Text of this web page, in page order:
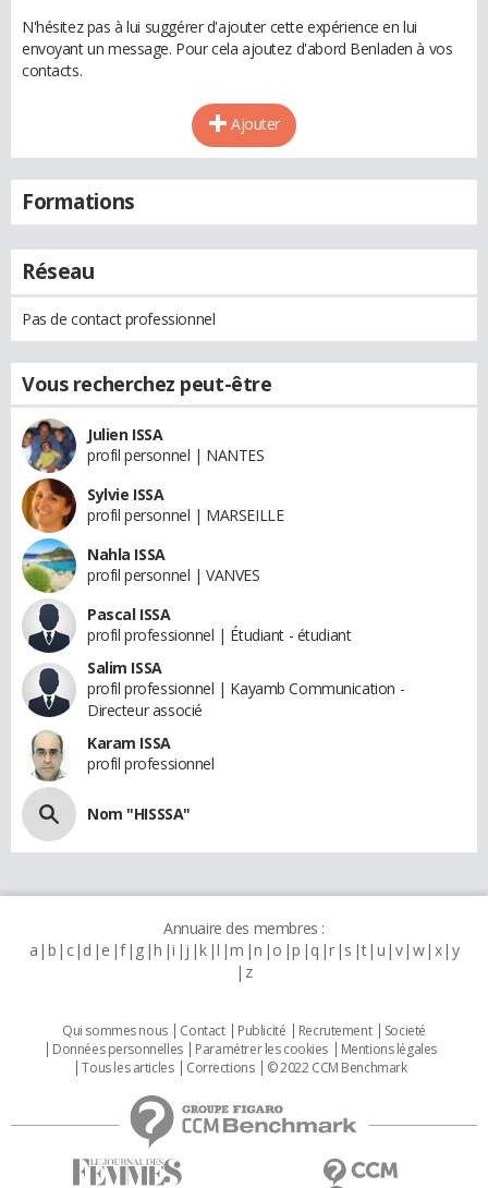
N'hésitez pas à lui suggérer d'ajouter cette expérience en lui
envoyant un message. Pour cela ajoutez d'abord Benladen à vos
contacts.
Ajouter
Formations
Réseau
Pas de contact professionnel
Vous recherchez peut-être
Julien ISSA
profil personnel | NANTES
Sylvie ISSA
profil personnel | MARSEILLE
Nahla ISSA
profil personnel | VANVES
Pascal ISSA
profil professionnel | Étudiant - étudiant
Salim ISSA
profil professionnel | Kayamb Communication -
Directeur associé
Karam ISSA
profil professionnel
Nom "HISSSA"
Annuaire des membres :
a b c d e f g h i j k l m n o p q r s t u v w x y
z
Qui sommes nous Contact Publicité Recrutement
Societé
Données personnelles
Paramétrer les cookies
Mentions légales
Tous les articles
Corrections © 2022 CCM Benchmark